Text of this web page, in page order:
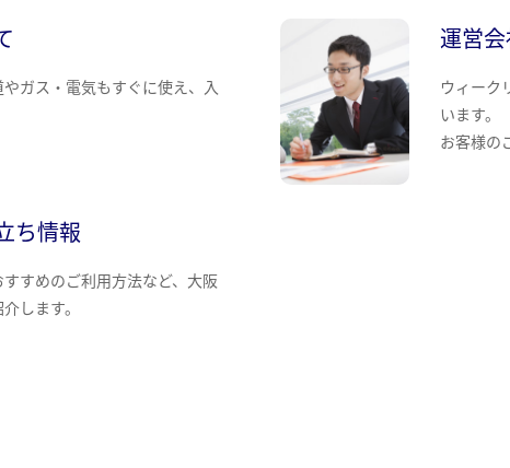
ガス・電気もすぐに使え、入
運営
ウィーク
います。
お客様の
ち情報
すめのご利用方法など、大阪
します。